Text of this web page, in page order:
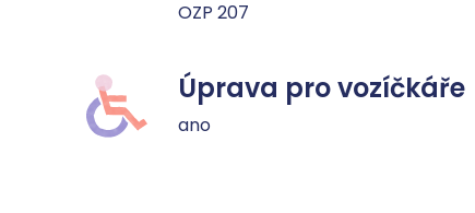
OZP 207
Úprava pro vozíčkáře
ano